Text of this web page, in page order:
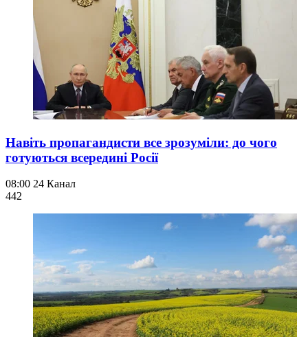
Навіть пропагандисти все зрозуміли: до чого
готуються всередині Росії
08:00 24 Канал
442